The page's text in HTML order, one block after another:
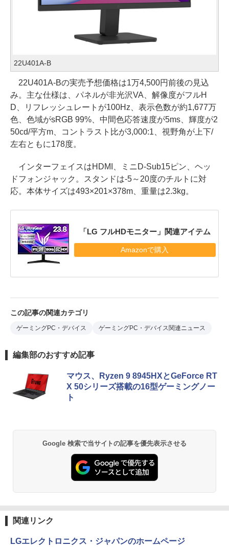
22U401A-B
22U401A-Bの実売予想価格は1万4,500円前後の見込
み。主な仕様は、パネルが非光沢VA、解像度がフルH
D、リフレッシュレートが100Hz、表示色数が約1,677万
色、色域がsRGB 99%、中間色応答速度が5ms、輝度が2
50cd/平方m、コントラスト比が3,000:1、視野角が上下/
左右ともに178度。
インターフェイスはHDMI、ミニD-Sub15ピン、ヘッ
ドフォンジャック。スタンドは-5～20度のチルトに対
応。本体サイズは493×201×378m、重量は2.3kg。
「LG フルHDモニター」関連アイテム
Amazonで購入
この記事の関連カテゴリ
ゲーミングPC・デバイス ゲーミングPC・デバイス関連ニュース
編集部のおすすめ記事
マウス、Ryzen 9 8945HXとGeForce RT
X 50シリーズ搭載の16型ゲーミングノー
ト
Google 検索で当サイトの記事を優先表示させる
関連リンク
LGエレクトロニクス・ジャパンのホームページ